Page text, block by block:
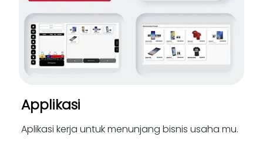
Applikasi
Aplikasi kerja untuk menunjang bisnis usaha mu.